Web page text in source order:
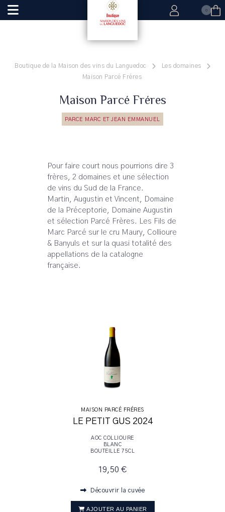
0
Boutique de la Maison des vins du Languedoc
Les domaines
Maison Parcé Fréres
Maison Parcé Fréres
PARCE MARC ET JEAN EMMANUEL
Pour faire court nous pourrions dire 3
frères, 2 domaines et une sélection
de vins du Sud de la France.
Martin, Augustin et Vincent, Domaine
de la Préceptorie, Domaine Augustin
et sélection Parcé Frères. Les Fils de
Marc Parcé sur le cru Maury, Collioure
& Banyuls et sur la quasi totalité des
appellations de la catalogne
française.
MAISON PARCÉ FRÉRES
LE PETIT GUS 2024
AOC COLLIOURE
BLANC
BOUTEILLE 75CL
19,50 €
Découvrir la cuvée
AJOUTER AU PANIER